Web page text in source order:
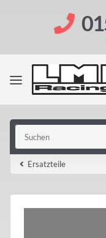
Ersatzteile